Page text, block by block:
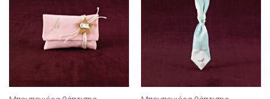
στην λίστα
επιθυμιών